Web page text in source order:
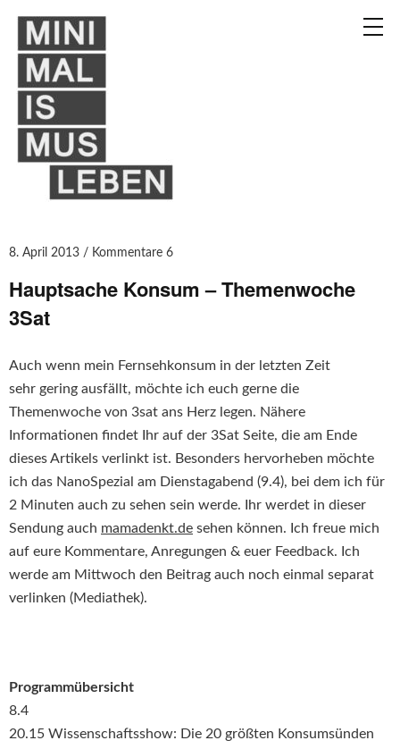
8. April 2013 Kommentare 6
Hauptsache Konsum – Themenwoche
3Sat
Auch wenn mein Fernsehkonsum in der letzten Zeit
sehr gering ausfällt, möchte ich euch gerne die
Themenwoche von 3sat ans Herz legen. Nähere
Informationen findet Ihr auf der 3Sat Seite, die am Ende
dieses Artikels verlinkt ist. Besonders hervorheben möchte
ich das NanoSpezial am Dienstagabend (9.4), bei dem ich für
2 Minuten auch zu sehen sein werde. Ihr werdet in dieser
Sendung auch mamadenkt.de sehen können. Ich freue mich
auf eure Kommentare, Anregungen & euer Feedback. Ich
werde am Mittwoch den Beitrag auch noch einmal separat
verlinken (Mediathek).
Programmübersicht
8.4
20.15 Wissenschaftsshow: Die 20 größten Konsumsünden